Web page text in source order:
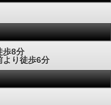
歩8分
より徒歩6分